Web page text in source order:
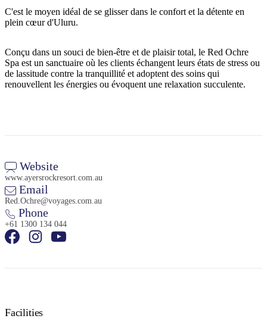
Rechercher:
C'est le moyen idéal de se glisser dans le confort et la détente en
plein cœur d'Uluru.
Conçu dans un souci de bien-être et de plaisir total, le Red Ochre
Spa est un sanctuaire où les clients échangent leurs états de stress ou
de lassitude contre la tranquillité et adoptent des soins qui
renouvellent les énergies ou évoquent une relaxation succulente.
Website
www.ayersrockresort.com.au
Email
Red.Ochre@voyages.com.au
Phone
+61 1300 134 044
Facilities